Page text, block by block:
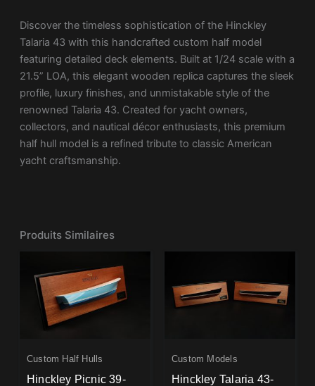
Discover the timeless sophistication of the Hinckley
Talaria 43 with this handcrafted custom half model
featuring detailed deck elements. Built at 1/24 scale with a
21.5” LOA, this elegant wooden replica captures the sleek
profile, luxury finishes, and unmistakable style of the
renowned Talaria 43. Created for yacht owners,
collectors, and nautical décor enthusiasts, this premium
half hull model is a refined tribute to classic American
yacht craftsmanship.
Produits Similaires
Custom Half Hulls
Hinckley Picnic 39-
Custom Models
Hinckley Talaria 43-